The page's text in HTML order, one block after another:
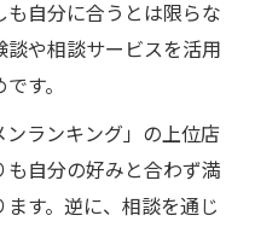
自分に合うとは限らな
や相談サービスを活用
す。
ランキング」の上位店
自分の好みと合わず満
す。逆に、相談を通じ